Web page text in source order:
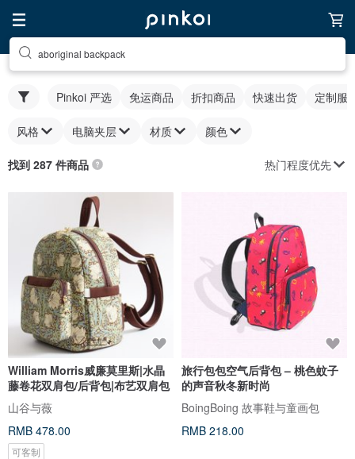
aboriginal backpack
Pinkoi 严选 免运商品 折扣商品 快速出货 定制服
风格 电脑夹层 材质 颜色
找到 287 件商品 热门程度优先
William Morris威廉莫里斯|水晶
藤卷花双肩包/后背包|布艺双肩包
山谷与薇
RMB 478.00
可客制
旅行包包空气后背包 – 桃色蚊子
的声音秋冬新时尚
BoingBoing 故事鞋与童画包
RMB 218.00